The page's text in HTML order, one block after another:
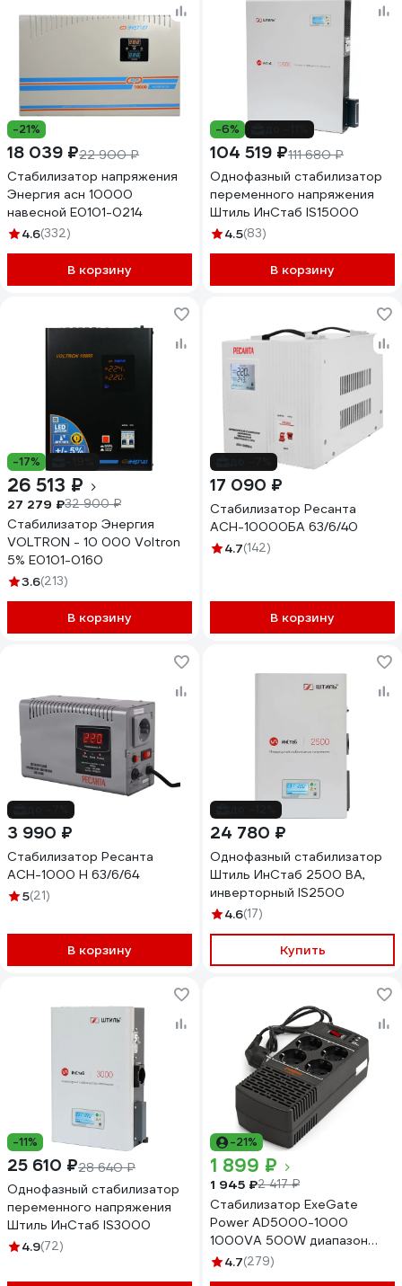
-21%
18 039 ₽22 900 ₽
Стабилизатор напряжения
Энергия асн 10000
навесной Е0101-0214
4.6(332)
В корзину
-6%
104 519 ₽111 680 ₽
Однофазный стабилизатор
переменного напряжения
Штиль ИнСтаб IS15000
4.5(83)
В корзину
-17%
26 513 ₽
27 279 ₽32 900 ₽
Стабилизатор Энергия
VOLTRON - 10 000 Voltron
5% Е0101-0160
3.6(213)
В корзину
17 090 ₽
Стабилизатор Ресанта
АСН-10000БА 63/6/40
4.7(142)
В корзину
3 990 ₽
Стабилизатор Ресанта
АСН-1000 Н 63/6/64
5(21)
В корзину
24 780 ₽
Однофазный стабилизатор
Штиль ИнСтаб 2500 ВА,
инверторный IS2500
4.6(17)
Купить
-11%
25 610 ₽28 640 ₽
Однофазный стабилизатор
переменного напряжения
Штиль ИнСтаб IS3000
4.9(72)
-21%
1 899 ₽
1 945 ₽2 417 ₽
Стабилизатор ExeGate
Power AD5000-1000
1000VA 500W диапазон
150-280В 4 евророзетки
4.7(279)